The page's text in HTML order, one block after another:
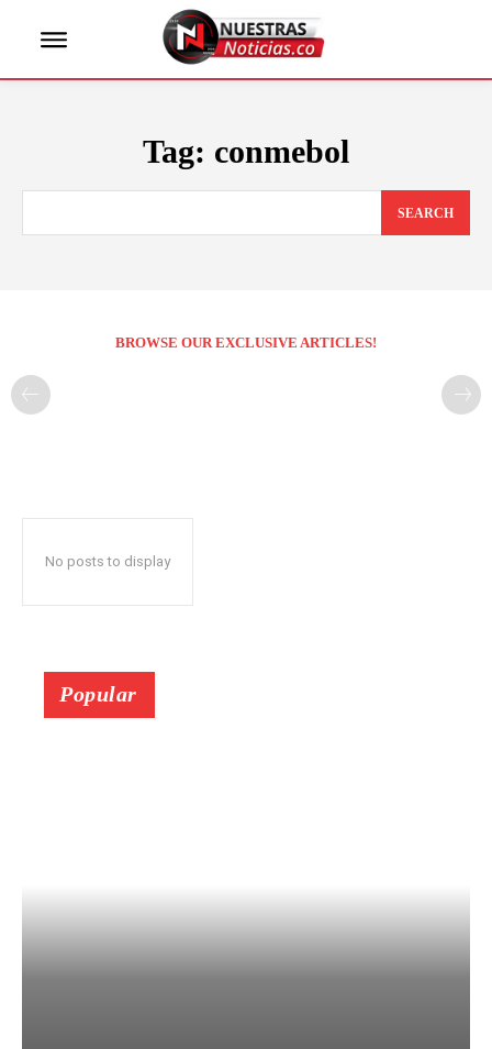
Tag: conmebol
SEARCH
BROWSE OUR EXCLUSIVE ARTICLES!
No posts to display
Popular